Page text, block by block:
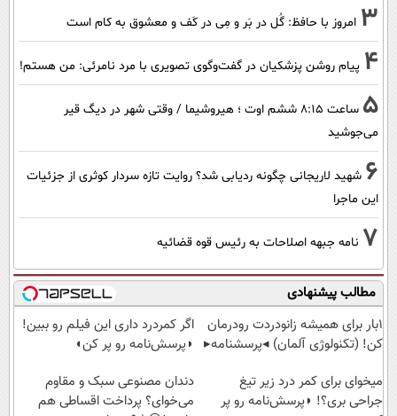
3 امروز با حافظ: گُل در بَر و مِی در کَف و معشوق به کام است
4 پیام روشن پزشکیان در گفت‌و‌گوی تصویری با مرد نامرئی: من هستم!
5
ساعت ۸:۱۵ ششم اوت ؛ هیروشیما / وقتی شهر در دیگ قیر
می‌جوشید
6 شهید لاریجانی چگونه ردیابی شد؟ روایت تازه سردار کوثری از جزئیات
این ماجرا
7 نامه جبهه اصلاحات به رئیس قوه قضائیه
مطالب پیشنهادی
1بار برای همیشه زانودردت رودرمان
کن! (تکنولوژی آلمان) ◂پرسشنامه▸
اگر کمردرد داری این فیلم رو ببین!
◗پرسش‌نامه رو پر کن◖
میخوای برای کمر درد زیر تیغ
جراحی بری؟! ◗پرسش‌نامه رو پر
دندان مصنوعی سبک و مقاوم
می‌خوای؟ پرداخت اقساطی هم